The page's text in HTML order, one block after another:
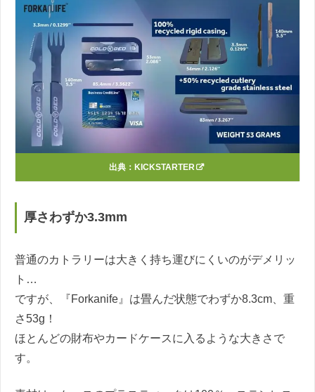
出典： KICKSTARTER
厚さわずか3.3mm
普通のカトラリーは大きく持ち運びにくいのがデメリッ
ト…
ですが、『Forkanife』は畳んだ状態でわずか8.3cm、重
さ53g！
ほとんどの財布やカードケースに入るような大きさで
す。